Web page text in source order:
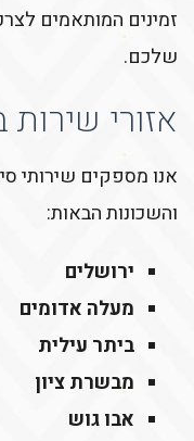
זמינים המותאמים
שלכם.
אזורי שירות
אנו מספקים שירותי
והשכונות הבאות:
ירושלים
מעלה אדומים
ביתר עילית
מבשרת ציון
אבו גוש